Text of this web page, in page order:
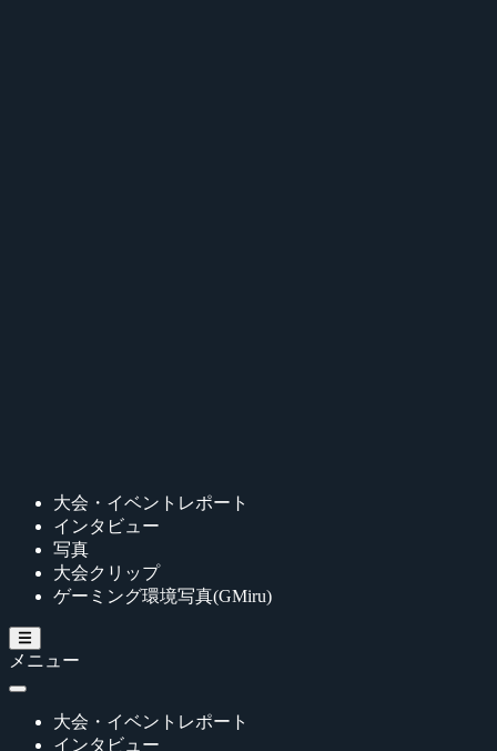
大会・イベントレポート
インタビュー
写真
大会クリップ
ゲーミング環境写真(GMiru)
メニュー
大会・イベントレポート
インタビュー